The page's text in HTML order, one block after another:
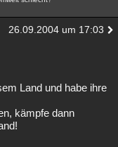
26.09.2004 um 17:03
Land und habe ihre
kämpfe dann